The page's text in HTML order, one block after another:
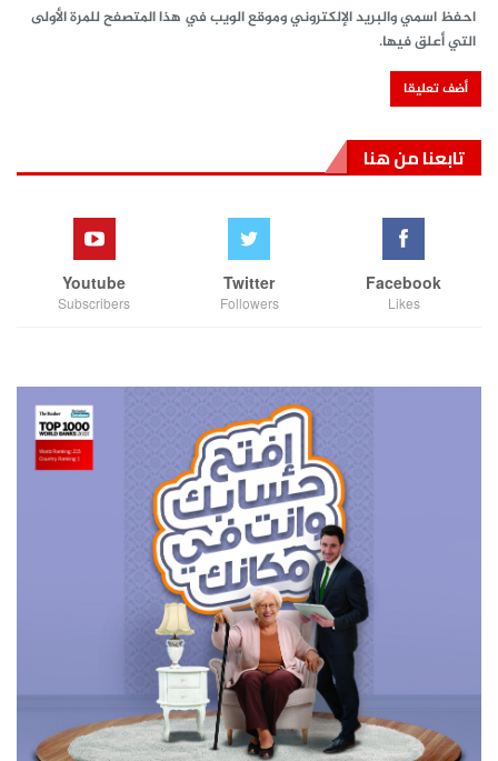
احفظ اسمي والبريد الإلكتروني وموقع الويب في هذا المتصفح للمرة الأولى
التي أعلق فيها.
تابعنا من هنا
Facebook
Likes
Twitter
Followers
Youtube
Subscribers